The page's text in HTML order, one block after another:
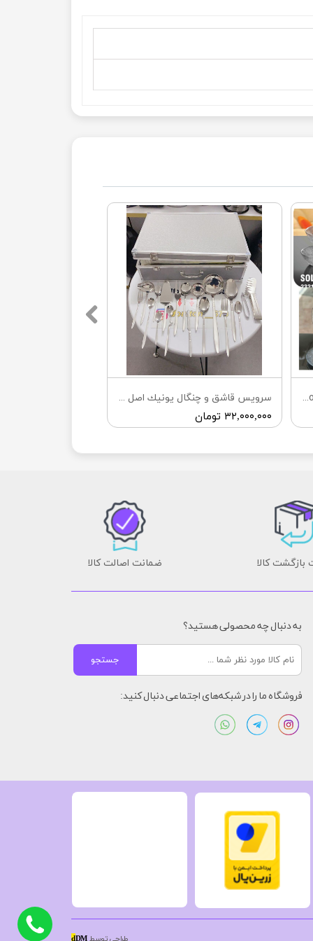
سرويس قاشق و چنگال يونيك اصل آلمان
۳۲,۰۰۰,۰۰۰ تومان
سرویس ۳۳ پارچه غذاخوری ساده solo
بازگشت کالا ضمانت اصالت کالا
به دنبال چه محصولی هستید؟
جستجو
فروشگاه ما را در شبکه‌های اجتماعی دنبال کنید: